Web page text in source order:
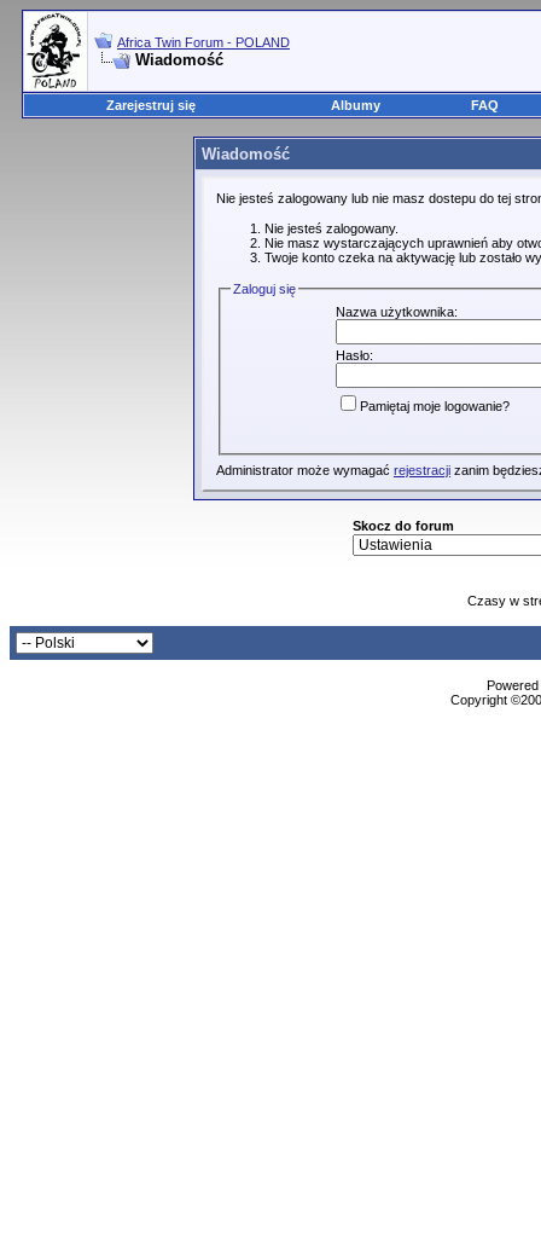
Africa Twin Forum - POLAND
Wiadomość
Zarejestruj się Albumy FAQ
Wiadomość
Nie jesteś zalogowany lub nie masz dostepu do tej
Nie jesteś zalogowany.
Nie masz wystarczających uprawnień aby
Twoje konto czeka na aktywację lub zostało
Zaloguj się
Nazwa użytkownika:
Hasło:
Pamiętaj moje logowanie?
Administrator może wymagać rejestracji zanim
Skocz do forum
Czasy w
Copyright